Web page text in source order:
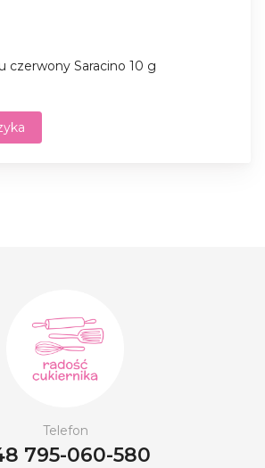
czerwony Saracino 10 g
Telefon
795-060-580